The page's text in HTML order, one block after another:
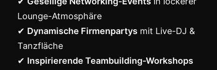
Lounge-Atmosphäre
✔ Dynamische Firmenpartys mit Live-DJ &
Tanzfläche
✔ Inspirierende Teambuilding-Workshops